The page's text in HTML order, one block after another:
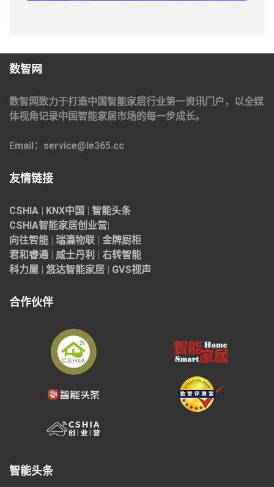
数智网
数智网致力于打造中国智能家居行业第一资讯门户，以全媒
体视角记录中国智能家居市场的每一步成长。
Email：service@le365.cc
友情链接
CSHIA KNX中国
智能头条
CSHIA智能家居创业营
向往智能
瑞瀛物联
金牌厨柜
君和睿通
威士丹利
右转智能
科力屋
悠达智能家居 GVS视声
合作伙伴
智能头条